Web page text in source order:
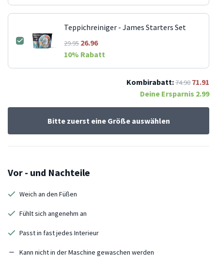
Teppichreiniger - James Starters Set
29.9526.96
10% Rabatt
Kombirabatt:74.90 71.91
Deine Ersparnis 2.99
Bitte zuerst eine Größe auswählen
Vor - und Nachteile
Weich an den Füßen
Fühlt sich angenehm an
Passt in fast jedes Interieur
Kann nicht in der Maschine gewaschen werden